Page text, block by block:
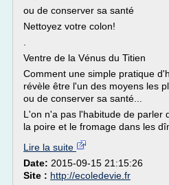
ou de conserver sa santé
Nettoyez votre colon!
Ventre de la Vénus du Titien
Comment une simple pratique
révèle être l'un des moyens les
ou de conserver sa santé...
L'on n'a pas l'habitude de parler
la poire et le fromage dans les
Lire la suite
Date: 2015-09-15 21:15:26
Site : http://ecoledevie.fr